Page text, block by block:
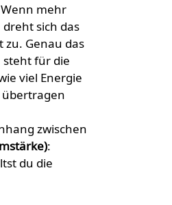
mehr
sich das
zu. Genau das
steht für die
viel Energie
zwischen
:
du die